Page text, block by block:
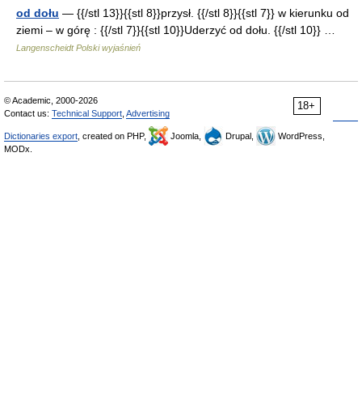
od dołu — {{/stl 13}}{{stl 8}}przysł. {{/stl 8}}{{stl 7}} w kierunku od
ziemi – w górę : {{/stl 7}}{{stl 10}}Uderzyć od dołu. {{/stl 10}} …
Langenscheidt Polski wyjaśnień
18+
© Academic, 2000-2026
Contact us: Technical Support Advertising
Dictionaries export , created on PHP, Joomla, Drupal,
WordPress,
MODx.